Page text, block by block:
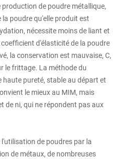
de poudre métallique,
poudre qu'elle produit est
nécessite moins de liant et
d'élasticité de la poudre
la conservation est mauvaise, C,
le frittage. La méthode du
pureté, stable au départ et
le mieux au MIM, mais
de ni, qui ne répondent pas aux
de poudres par la
de métaux, de nombreuses